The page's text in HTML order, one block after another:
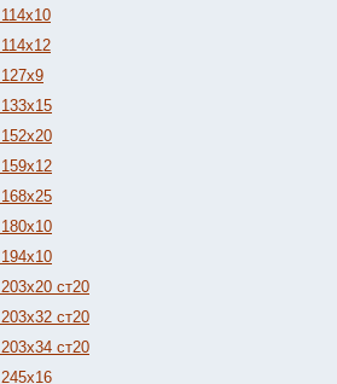
114х10
114х12
127х9
133х15
152х20
159х12
168х25
180х10
194х10
203х20 ст20
203х32 ст20
203х34 ст20
245х16